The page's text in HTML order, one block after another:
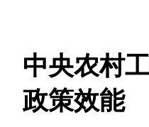
中央农村
政策效能